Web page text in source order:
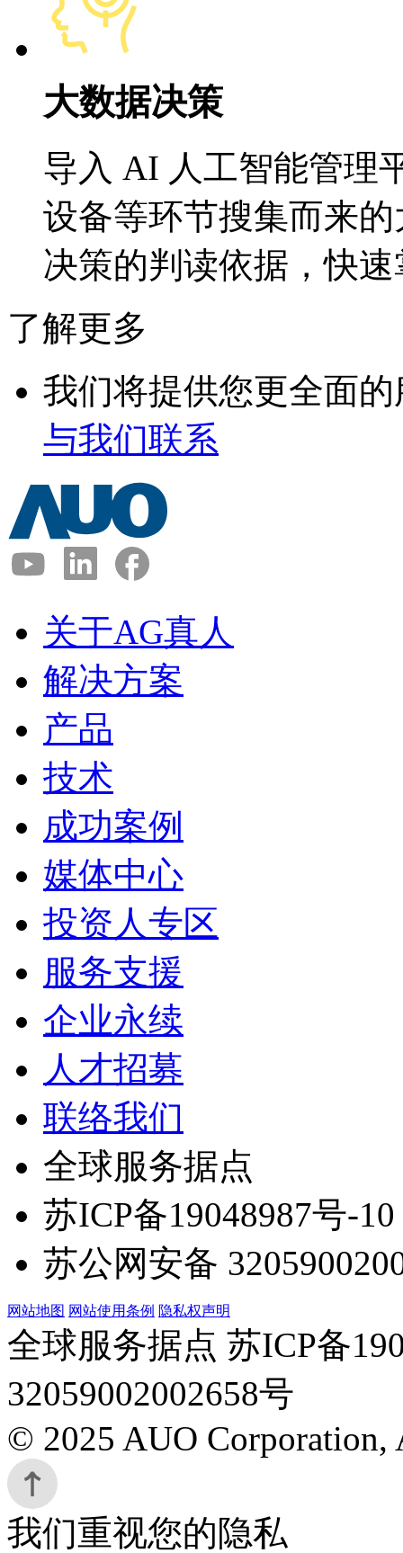
大数据决策
导入 AI 人工智能管理
设备等环节搜集而来
决策的判读依据，快
了解更多
我们将提供您更全面的
与我们联系
关于AG真人
解决方案
产品
技术
成功案例
媒体中心
投资人专区
服务支援
企业永续
人才招募
联络我们
全球服务据点
苏ICP备19048987号-10
苏公网安备
网站地图 网站使用条例 隐私权声明
全球服务据点 苏ICP备
32059002002658号
© 2025 AUO Corporation,
我们重视您的隐私